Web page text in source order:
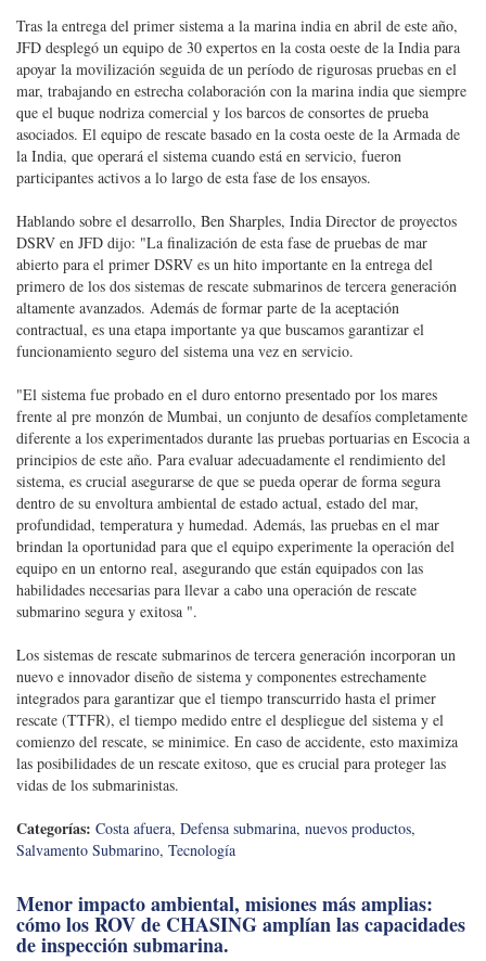
Tras la entrega del primer sistema a la marina india en abril de este año,
JFD desplegó un equipo de 30 expertos en la costa oeste de la India para
apoyar la movilización seguida de un período de rigurosas pruebas en el
mar, trabajando en estrecha colaboración con la marina india que siempre
que el buque nodriza comercial y los barcos de consortes de prueba
asociados. El equipo de rescate basado en la costa oeste de la Armada de
la India, que operará el sistema cuando está en servicio, fueron
participantes activos a lo largo de esta fase de los ensayos.
Hablando sobre el desarrollo, Ben Sharples, India Director de proyectos
DSRV en JFD dijo: "La finalización de esta fase de pruebas de mar
abierto para el primer DSRV es un hito importante en la entrega del
primero de los dos sistemas de rescate submarinos de tercera generación
altamente avanzados. Además de formar parte de la aceptación
contractual, es una etapa importante ya que buscamos garantizar el
funcionamiento seguro del sistema una vez en servicio.
"El sistema fue probado en el duro entorno presentado por los mares
frente al pre monzón de Mumbai, un conjunto de desafíos completamente
diferente a los experimentados durante las pruebas portuarias en Escocia a
principios de este año. Para evaluar adecuadamente el rendimiento del
sistema, es crucial asegurarse de que se pueda operar de forma segura
dentro de su envoltura ambiental de estado actual, estado del mar,
profundidad, temperatura y humedad. Además, las pruebas en el mar
brindan la oportunidad para que el equipo experimente la operación del
equipo en un entorno real, asegurando que están equipados con las
habilidades necesarias para llevar a cabo una operación de rescate
submarino segura y exitosa ".
Los sistemas de rescate submarinos de tercera generación incorporan un
nuevo e innovador diseño de sistema y componentes estrechamente
integrados para garantizar que el tiempo transcurrido hasta el primer
rescate (TTFR), el tiempo medido entre el despliegue del sistema y el
comienzo del rescate, se minimice. En caso de accidente, esto maximiza
las posibilidades de un rescate exitoso, que es crucial para proteger las
vidas de los submarinistas.
Categorías: Costa afuera, Defensa submarina, nuevos productos,
Salvamento Submarino, Tecnología
Menor impacto ambiental, misiones más amplias:
cómo los ROV de CHASING amplían las capacidades
de inspección submarina.